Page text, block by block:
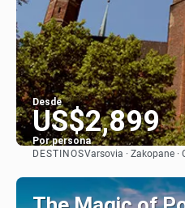
Desde
US$2,899
Por persona
DESTINOSVarsovia · Zakopane ·